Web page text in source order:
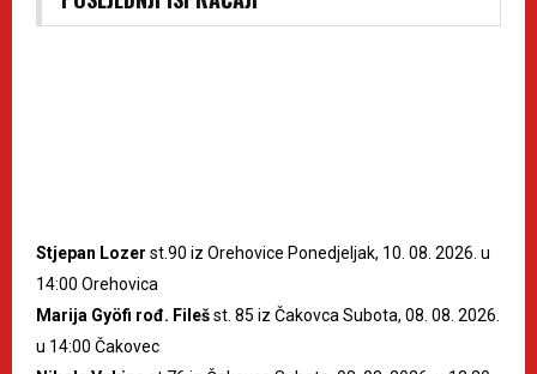
Stjepan Lozer st.90 iz Orehovice Ponedjeljak, 10. 08. 2026. u
14:00 Orehovica
Marija Gyöfi rođ. Filešst. 85 iz Čakovca Subota, 08. 08. 2026.
u 14:00 Čakovec